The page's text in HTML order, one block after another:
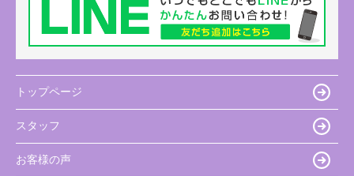
トップページ
スタッフ
お客様の声